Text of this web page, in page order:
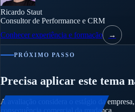
Ricardo Staut
Consultor de Performance e CRM
Conhecer experiência e formação
→
PRÓXIMO PASSO
Precisa aplicar este tema
A avaliação considera o estágio da